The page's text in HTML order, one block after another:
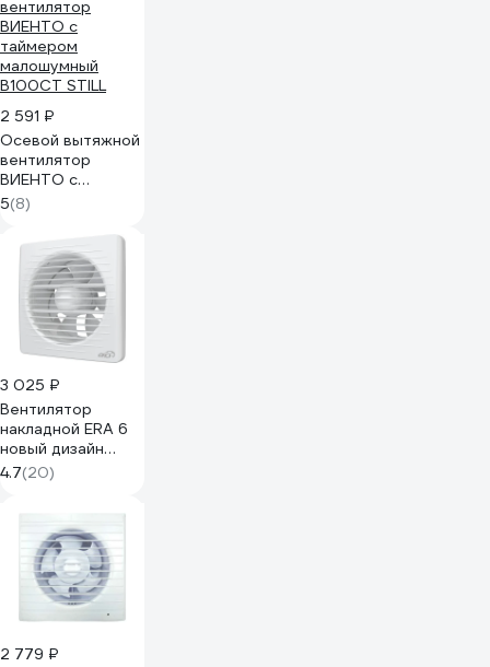
2 591 ₽
Осевой вытяжной
вентилятор
ВИЕНТО с
таймером
малошумный
5(8)
3 025 ₽
Вентилятор
накладной ERA 6
новый дизайн
d150 90-08104
ERA 6
4.7(20)
2 779 ₽